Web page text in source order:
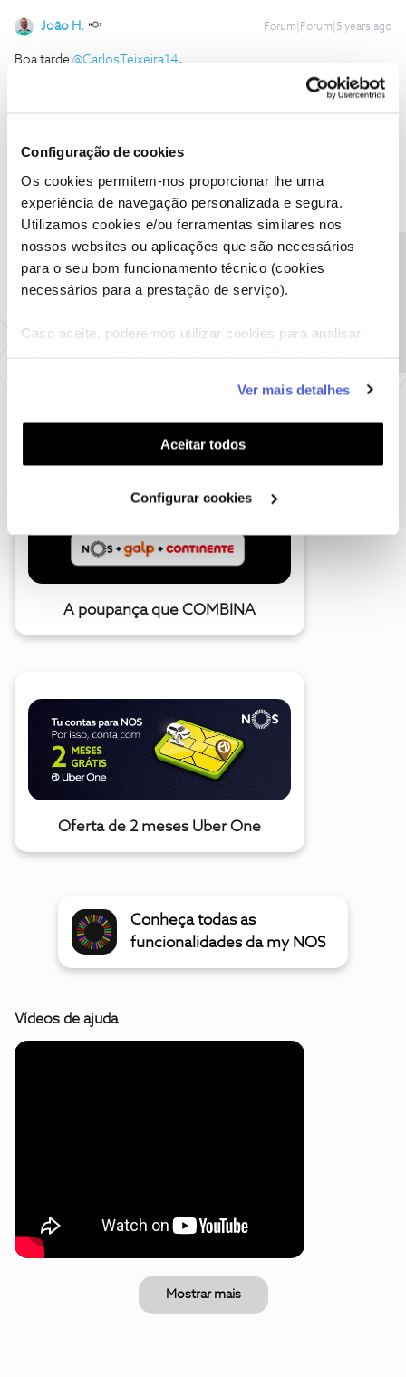
Configuração de cookies
Os cookies permitem-nos proporcionar lhe uma
experiência de navegação personalizada e segura.
Utilizamos cookies e/ou ferramentas similares nos
nossos websites ou aplicações que são necessários
para o seu bom funcionamento técnico (cookies
necessários para a prestação de serviço).
Caso aceite, poderemos utilizar cookies para analisar
funcionalidades (cookies de personalização e
funcionalidade) e adaptar anúncios aos seus interesses
(cookies de publicidade personalizada). Pode gerir a
utilização dos cookies clicando em "Configurar
Ver mais detalhes
Aceitar todos
Configurar cookies
João H. Forum|Forum|5 years ago
Boa tarde @CarlosTeixeira14,
Lamentamos a situação que descreve. Vamos ajudar.
Obrigado
Ajude a comunidade a encontrar informação relevante. Marque
como "Melhor Resposta" e faça "Like" nos melhores comentários.
Siga os perfis da moderação, através da opção "Seguir", para estar
sempre a par das ultimas novidades.
A poupança que COMBINA
Oferta de 2 meses Uber One
Conheça todas as
funcionalidades da my NOS
Vídeos de ajuda
Mostrar mais